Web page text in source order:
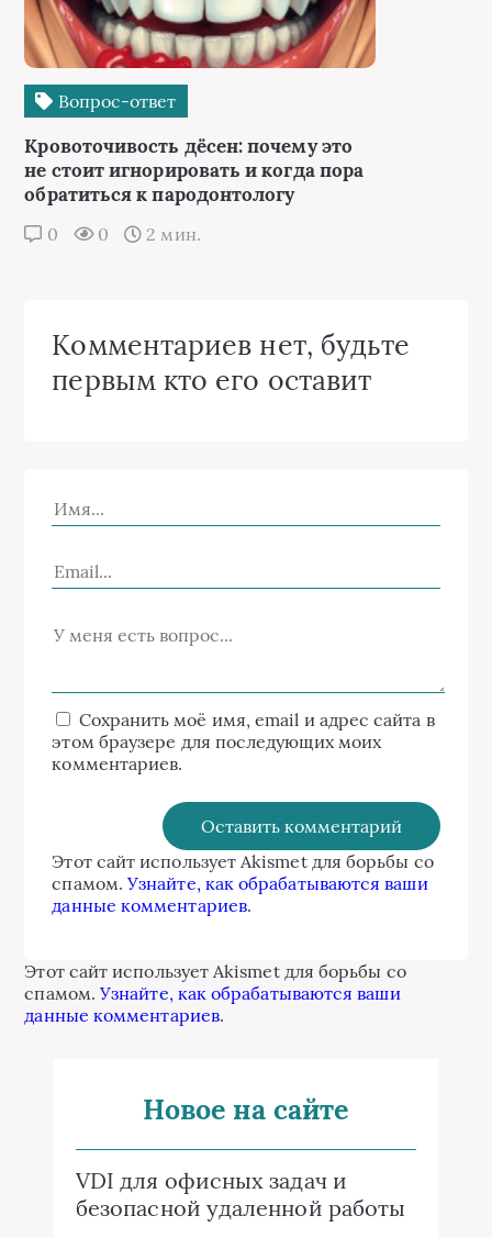
Вопрос-ответ
Кровоточивость дёсен: почему это
не стоит игнорировать и когда пора
обратиться к пародонтологу
0 0 2 мин.
Комментариев нет, будьте
первым кто его оставит
Сохранить моё имя, email и адрес сайта в
этом браузере для последующих моих
комментариев.
Этот сайт использует Akismet для борьбы со
спамом.Узнайте, как обрабатываются ваши
данные комментариев.
Этот сайт использует Akismet для борьбы со
спамом.Узнайте, как обрабатываются ваши
данные комментариев.
Новое на сайте
VDI для офисных задач и
безопасной удаленной работы